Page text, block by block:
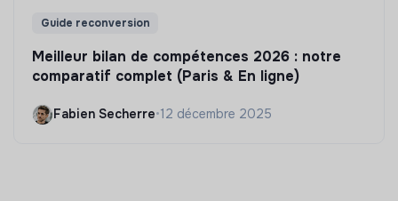
Guide reconversion
Meilleur bilan de compétences 2026 : notre
comparatif complet (Paris & En ligne)
Fabien Secherre•12 décembre 2025